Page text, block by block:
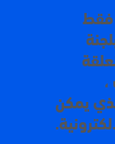
فقط
يمكن